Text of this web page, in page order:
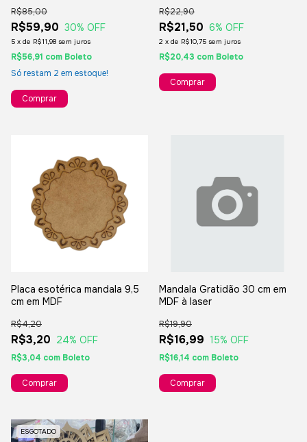
ref 13683
R$59,90
R$85,00
30% OFF
5 x de R$11,98 sem juros
R$56,91 com Boleto
Só restam 2 em estoque!
R$21,50
R$22,90
6% OFF
2 x de R$10,75 sem juros
R$20,43 com Boleto
Placa esotérica mandala 9,5
cm em MDF
R$3,20
R$4,20
24% OFF
R$3,04 com Boleto
Mandala Gratidão 30 cm em
MDF à laser
R$16,99
R$19,90
15% OFF
R$16,14 com Boleto
ESGOTADO